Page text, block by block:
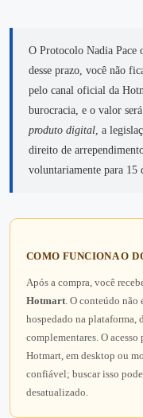
O Protocolo Nadia Pace
desse prazo, você não
pelo canal oficial da
burocracia, e o valor
produto digital, a
direito de
voluntariamente para 15
COMO FUNCIONA O
Após a compra, você
Hotmart. O conteúdo
hospedado na plataforma,
complementares. O
Hotmart, em desktop ou
confiável; buscar isso
desatualizado.